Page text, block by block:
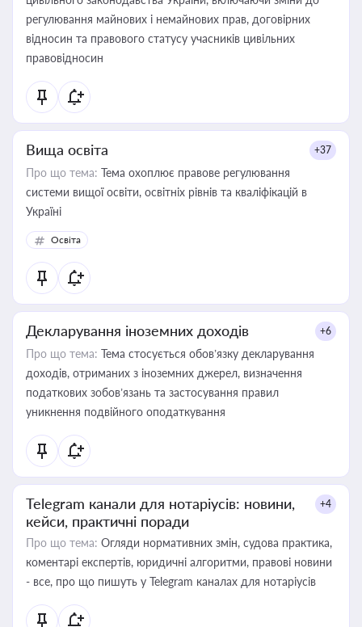
регулювання майнових і немайнових прав, договірних
відносин та правового статусу учасників цивільних
правовідносин
Вища освіта +37
Про що тема: Тема охоплює правове регулювання
системи вищої освіти, освітніх рівнів та кваліфікацій в
Україні
Освіта
Декларування іноземних доходів +6
Про що тема: Тема стосується обов’язку декларування
доходів, отриманих з іноземних джерел, визначення
податкових зобов’язань та застосування правил
уникнення подвійного оподаткування
Telegram канали для нотаріусів: новини,
кейси, практичні поради
+4
Про що тема: Огляди нормативних змін, судова практика,
коментарі експертів, юридичні алгоритми, правові новини
- все, про що пишуть у Telegram каналах для нотаріусів